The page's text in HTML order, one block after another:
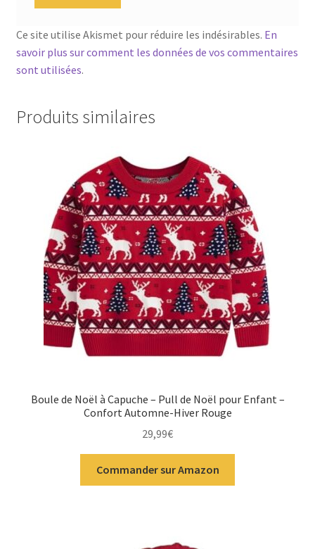
Ce site utilise Akismet pour réduire les indésirables. En
savoir plus sur comment les données de vos commentaires
sont utilisées.
Produits similaires
Boule de Noël à Capuche – Pull de Noël pour Enfant –
Confort Automne-Hiver Rouge
29,99€
Commander sur Amazon